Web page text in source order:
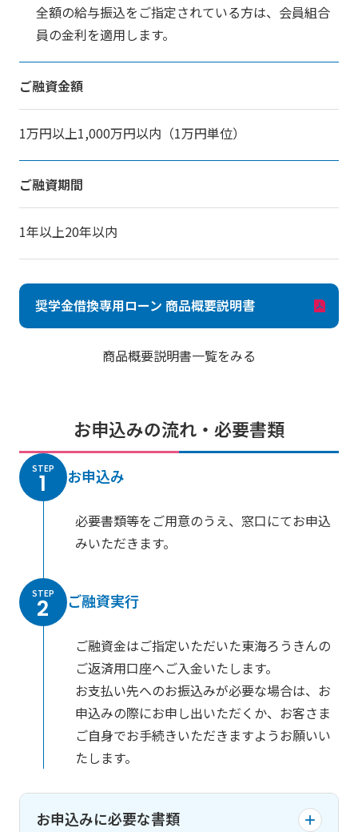
全額の給与振込をご指定されている方は、会員組合
員の金利を適用します。
ご融資金額
1万円以上1,000万円以内（1万円単位）
ご融資期間
1年以上20年以内
奨学金借換専用ローン 商品概要説明書
商品概要説明書一覧をみる
お申込みの流れ・必要書類
STEP
1 お申込み
必要書類等をご用意のうえ、窓口にてお申込
みいただきます。
STEP
2 ご融資実行
ご融資金はご指定いただいた東海ろうきんの
ご返済用口座へご入金いたします。
お支払い先へのお振込みが必要な場合は、お
申込みの際にお申し出いただくか、お客さま
ご自身でお手続きいただきますようお願いい
たします。
お申込みに必要な書類